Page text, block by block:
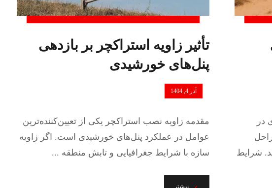
در
شرایط
تأثیر زاویه استراکچر بر بازدهی
پنل‌های خورشیدی
آذر 4, 1404
مقدمه زاویه نصب استراکچر یکی از تعیین‌کننده‌ترین
عوامل در عملکرد پنل‌های خورشیدی است. اگر زاویه
سازه با شرایط جغرافیایی و تابش منطقه ...
بیشتر